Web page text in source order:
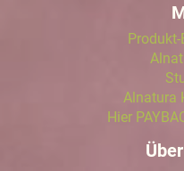
Alnatura
Hier